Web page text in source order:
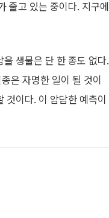
줄고 있는 중이다. 지구에
생물은 단 한 종도 없다.
은 자명한 일이 될 것이
이다. 이 암담한 예측이